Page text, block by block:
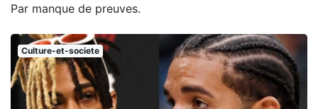
Par manque de preuves.
Culture-et-societe